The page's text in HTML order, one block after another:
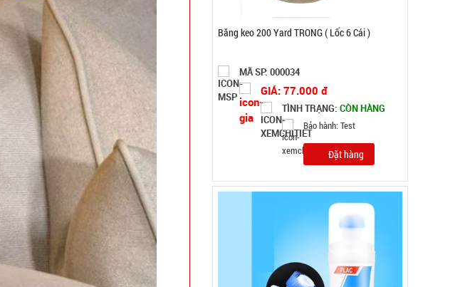
Chai tẩy trắng giày Flac CÓ BÀN CHẢI
MÃ SP: 000385
GIÁ: 5.500 đ
TÌNH TRẠNG: CÒN HÀNG
Bảo hành: Test
Đặt hàng